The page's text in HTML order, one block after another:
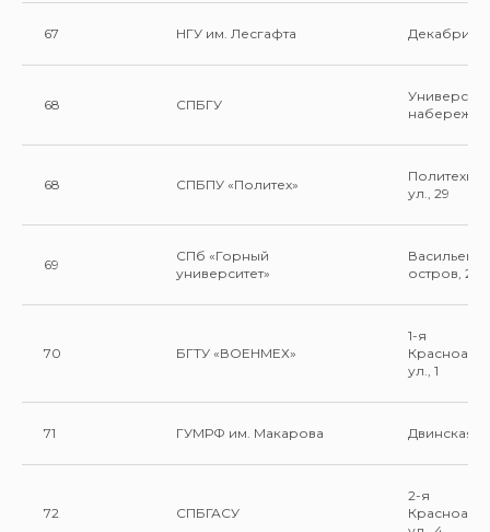
67 НГУ им. Лесгафта
68 СПБГУ
68 СПБПУ «Политех»
ул., 29
69
СПб «Горный
университет»
остров, 21
70 БГТУ «ВОЕНМЕХ»
1-я
ул., 1
71 ГУМРФ им. Макарова Двинская
72 СПБГАСУ
2-я